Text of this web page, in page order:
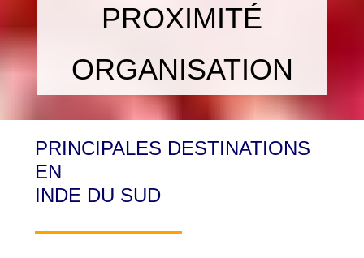
PROXIMITÉ
ORGANISATION
PRINCIPALES DESTINATIONS
EN
INDE DU SUD